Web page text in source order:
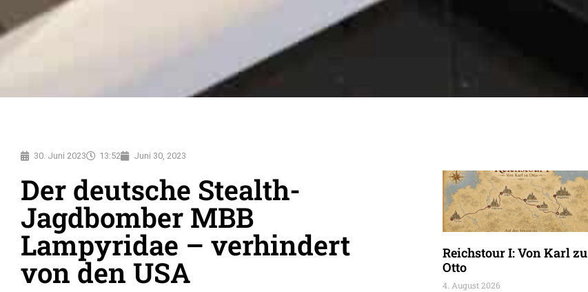
30. Juni 2023 13:52 Juni 30, 2023
Der deutsche Stealth-
Jagdbomber MBB
Lampyridae – verhindert
von den USA
Reichstour I: Von Karl zu
Otto
4. August 2026